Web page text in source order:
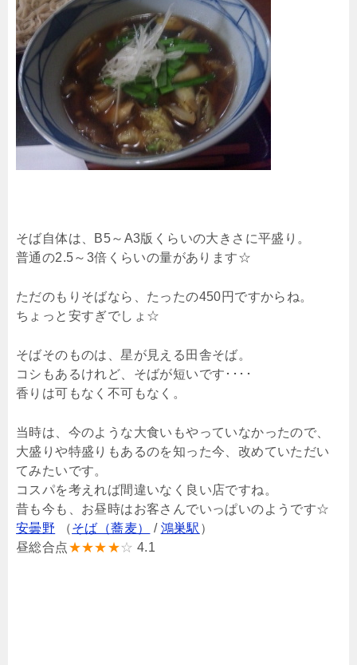
そば自体は、B5～A3版くらいの大きさに平盛り。
普通の2.5～3倍くらいの量があります☆
ただのもりそばなら、たったの450円ですからね。
ちょっと安すぎでしょ☆
そばそのものは、星が見える田舎そば。
コシもあるけれど、そばが短いです････
香りは可もなく不可もなく。
当時は、今のような大食いもやっていなかったので、
大盛りや特盛りもあるのを知った今、改めていただい
てみたいです。
コスパを考えれば間違いなく良い店ですね。
昔も今も、お昼時はお客さんでいっぱいのようです☆
安曇野 （そば（蕎麦） / 鴻巣駅 ）
昼総合点★★★★☆ 4.1